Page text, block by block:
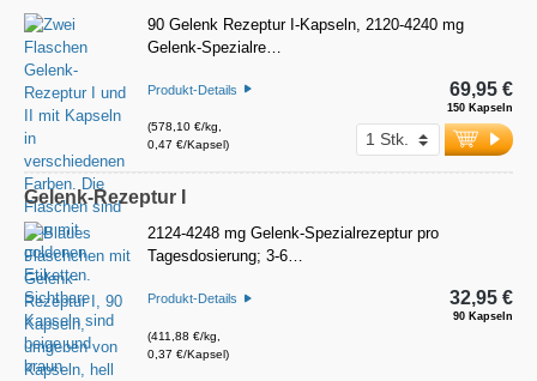
90 Gelenk Rezeptur I-Kapseln, 2120-4240 mg
Gelenk-Spezialre…
Produkt-Details
(578,10 €/kg,
0,47 €/Kapsel)
150 Kapseln
69,95 €
Gelenk-Rezeptur I
2124-4248 mg Gelenk-Spezialrezeptur pro
Tagesdosierung; 3-6…
Produkt-Details
(411,88 €/kg,
0,37 €/Kapsel)
90 Kapseln
32,95 €